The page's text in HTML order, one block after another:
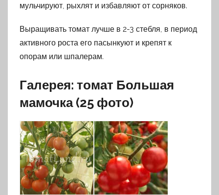
мульчируют, рыхлят и избавляют от сорняков.
Выращивать томат лучше в 2-3 стебля, в период
активного роста его пасынкуют и крепят к
опорам или шпалерам.
Галерея: томат Большая
мамочка (25 фото)